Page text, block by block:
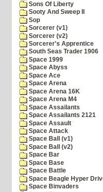
Sons Of Liberty
Sooty And Sweep II
Sop
Sorcerer (v1)
Sorcerer (v2)
Sorcerer's Apprentice
South Seas Trader 1906
Space 1999
Space Abyss
Space Ace
Space Arena
Space Arena 16K
Space Arena M4
Space Assailants
Space Assailants 2121
Space Assault
Space Attack
Space Ball (v1)
Space Ball (v2)
Space Bar
Space Base
Space Battle
Space Beagle Hyper
Space Binvaders